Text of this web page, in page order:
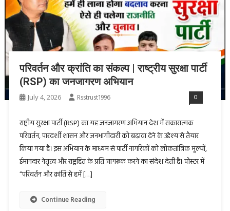
परिवर्तन और क्रांति का संकल्प | राष्ट्रीय सुरक्षा पार्टी
(RSP) का जनजागरण अभियान
July 4, 2026 Rsstrust1996 0
राष्ट्रीय सुरक्षा पार्टी (RSP) का यह जनजागरण अभियान देश में सकारात्मक
परिवर्तन, पारदर्शी शासन और जनभागीदारी को बढ़ावा देने के उद्देश्य से तैयार
किया गया है। इस अभियान के माध्यम से पार्टी नागरिकों को लोकतांत्रिक मूल्यों,
ईमानदार नेतृत्व और राष्ट्रहित के प्रति जागरूक करने का संदेश देती है। पोस्टर में
“परिवर्तन और क्रांति से हमें […]
Continue Reading